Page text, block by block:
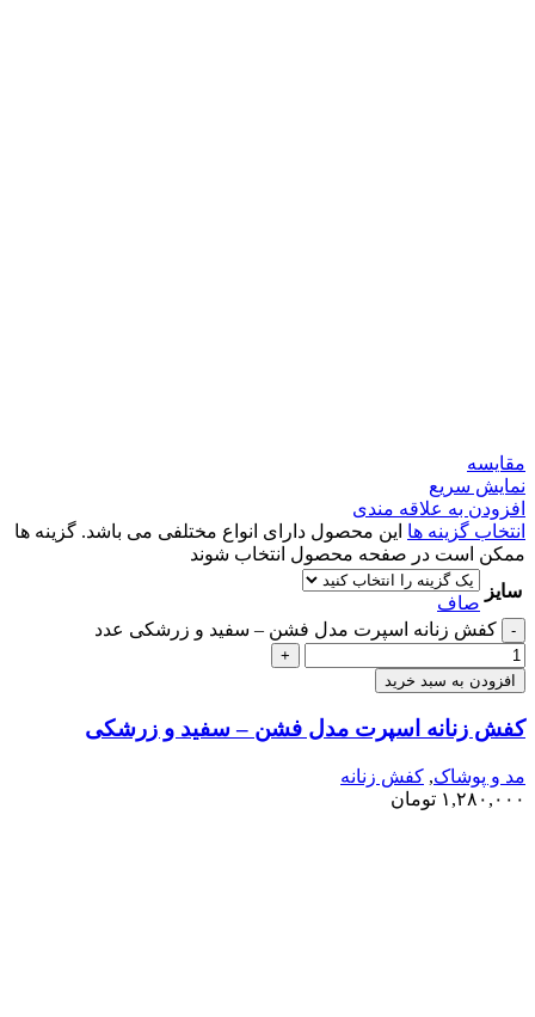
مقايسه
نمایش سریع
افزودن به علاقه مندی
انتخاب گزینه ها این محصول دارای انواع مختلفی می باشد. گزینه ها
ممکن است در صفحه محصول انتخاب شوند
سایز
صاف
- کفش زنانه اسپرت مدل فشن – سفید و زرشکی عدد
+
افزودن به سبد خرید
کفش زنانه اسپرت مدل فشن – سفید و زرشکی
مد و پوشاک, کفش زنانه
۱,۲۸۰,۰۰۰ تومان